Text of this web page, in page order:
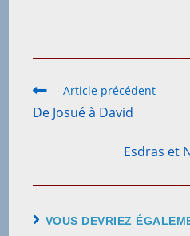
Article précédent
De Josué à David
Esdras et
VOUS DEVRIEZ